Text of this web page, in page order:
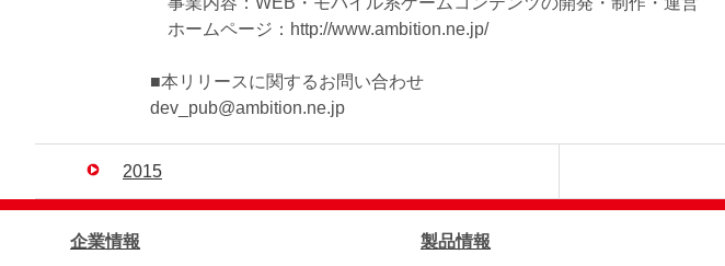
ホームページ：http://www.ambition.ne.jp/
■本リリースに関するお問い合わせ
dev_pub@ambition.ne.jp
2015
企業情報 製品情報